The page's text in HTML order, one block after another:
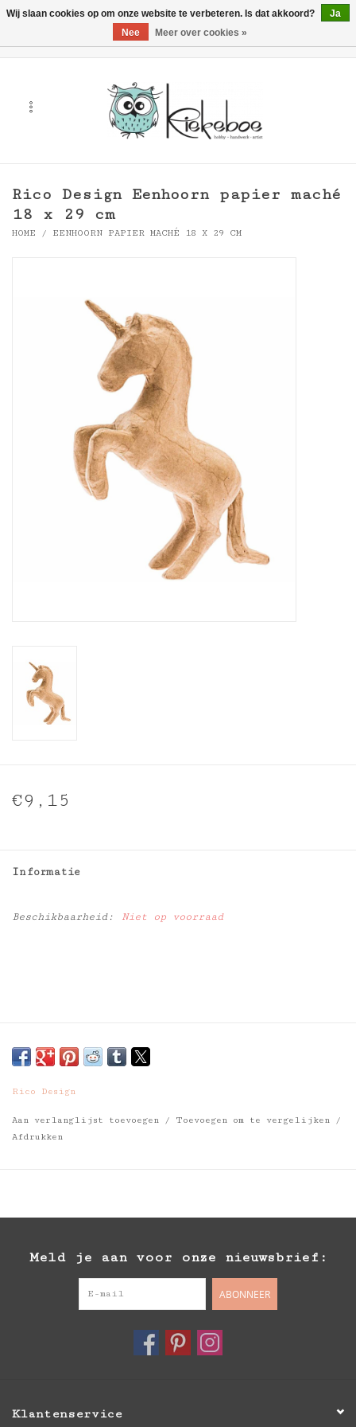
Handwerk & Textiel
Springkasteel
Rico Design Eenhoorn papier maché
18 x 29 cm
HOME / EENHOORN PAPIER MACHÉ 18 X 29 CM
€9,15
Informatie
Beschikbaarheid: Niet op voorraad
Rico Design
Aan verlanglijst toevoegen / Toevoegen om te vergelijken
/
Afdrukken
Meld je aan voor onze nieuwsbrief:
ABONNEER
Klantenservice
Wij slaan cookies op om onze website te verbeteren. Is dat akkoord?
Ja
Nee
Meer over cookies »